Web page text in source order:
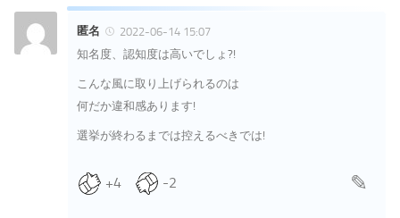
匿名
2022-06-14 15:07
知名度、認知度は高いでしょ?!
こんな風に取り上げられるのは
何だか違和感あります!
選挙が終わるまでは控えるべきでは!
+4 -2